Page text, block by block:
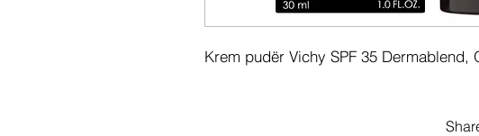
Krem pudër Vichy SPF 35 Dermablend,